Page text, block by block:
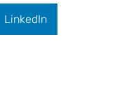
LinkedIn